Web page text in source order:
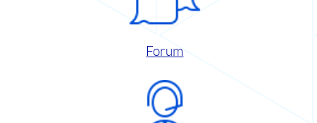
Forum